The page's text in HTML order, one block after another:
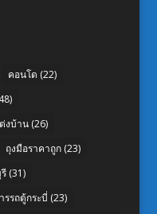
คอนโด (22)
งบ้าน(26)
ถุงมือราคาถูก(23)
(31)
รรถตู้กระบี่ (23)